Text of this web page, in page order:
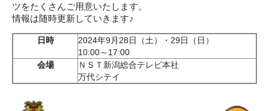
ツをたくさんご用意いたします。
情報は随時更新していきます♪
日時
2024年9月28日（土）・29日（日）
10:00～17:00
会場
ＮＳＴ新潟総合テレビ本社
万代シテイ